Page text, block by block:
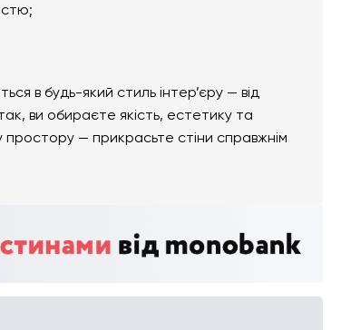
в будь-який стиль інтер’єру — від
ви обираєте якість, естетику та
простору — прикрасьте стіни справжнім